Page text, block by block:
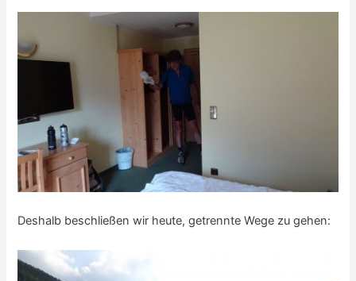
Deshalb beschließen wir heute, getrennte Wege zu gehen: